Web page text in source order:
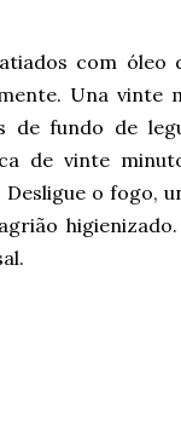
com óleo
Una vinte
fundo de
de vinte
o fogo,